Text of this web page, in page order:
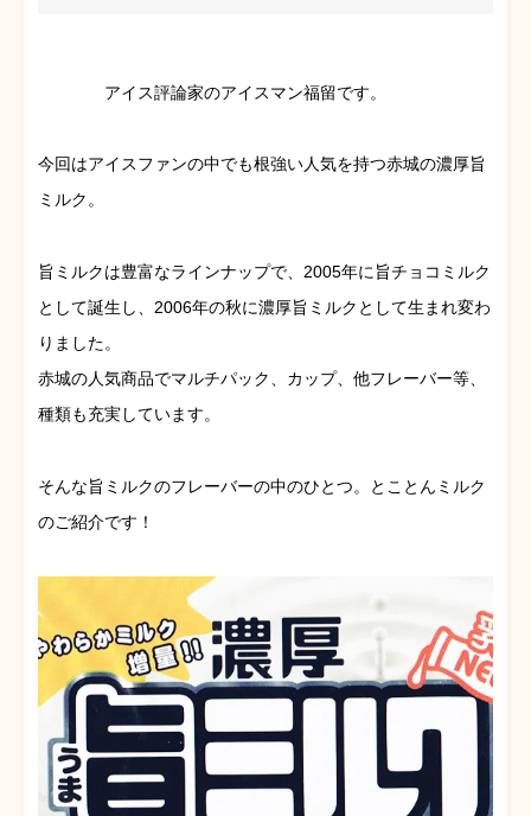
アイス評論家のアイスマン福留です。
今回はアイスファンの中でも根強い人気を持つ赤城の濃厚旨
ミルク。
旨ミルクは豊富なラインナップで、2005年に旨チョコミルク
として誕生し、2006年の秋に濃厚旨ミルクとして生まれ変わ
りました。
赤城の人気商品でマルチパック、カップ、他フレーバー等、
種類も充実しています。
そんな旨ミルクのフレーバーの中のひとつ。とことんミルク
のご紹介です！